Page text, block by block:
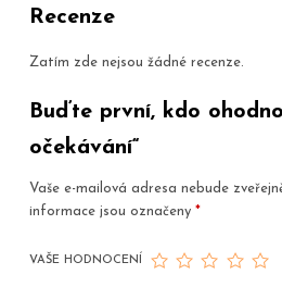
Recenze
Zatím zde nejsou žádné recenze.
Buďte první, kdo
očekávání“
Vaše e-mailová adresa nebude
informace jsou označeny *
VAŠE HODNOCENÍ